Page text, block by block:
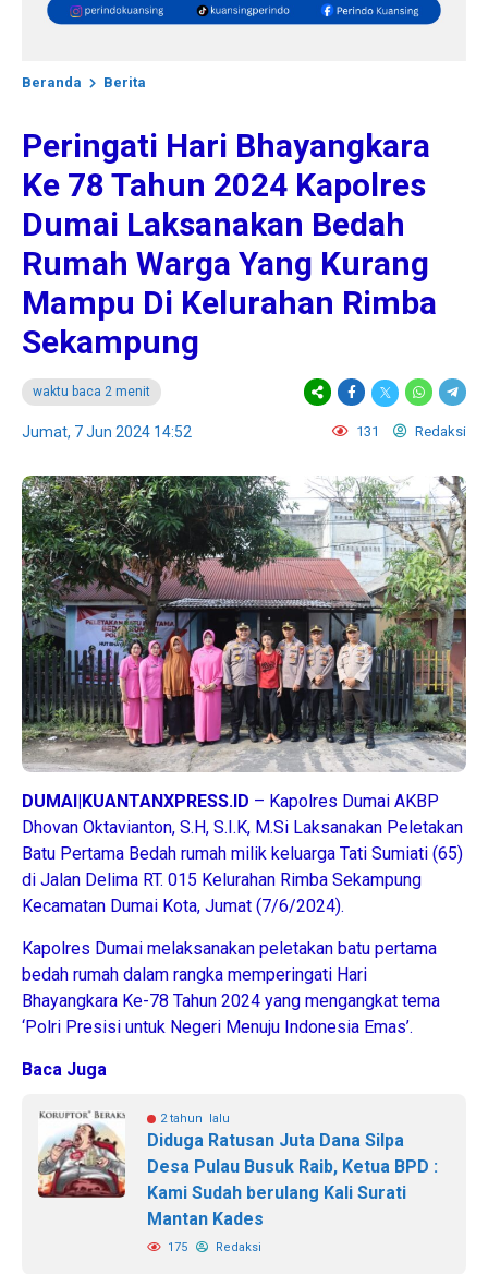
Beranda Berita
Peringati Hari Bhayangkara
Ke 78 Tahun 2024 Kapolres
Dumai Laksanakan Bedah
Rumah Warga Yang Kurang
Mampu Di Kelurahan Rimba
Sekampung
waktu baca 2 menit
Jumat, 7 Jun 2024 14:52 131 Redaksi
DUMAI|KUANTANXPRESS.ID – Kapolres Dumai AKBP
Dhovan Oktavianton, S.H, S.I.K, M.Si Laksanakan Peletakan
Batu Pertama Bedah rumah milik keluarga Tati Sumiati (65)
di Jalan Delima RT. 015 Kelurahan Rimba Sekampung
Kecamatan Dumai Kota, Jumat (7/6/2024).
Kapolres Dumai melaksanakan peletakan batu pertama
bedah rumah dalam rangka memperingati Hari
Bhayangkara Ke-78 Tahun 2024 yang mengangkat tema
‘Polri Presisi untuk Negeri Menuju Indonesia Emas’.
Baca Juga
2 tahun lalu
Diduga Ratusan Juta Dana Silpa
Desa Pulau Busuk Raib, Ketua BPD :
Kami Sudah berulang Kali Surati
Mantan Kades
175 Redaksi